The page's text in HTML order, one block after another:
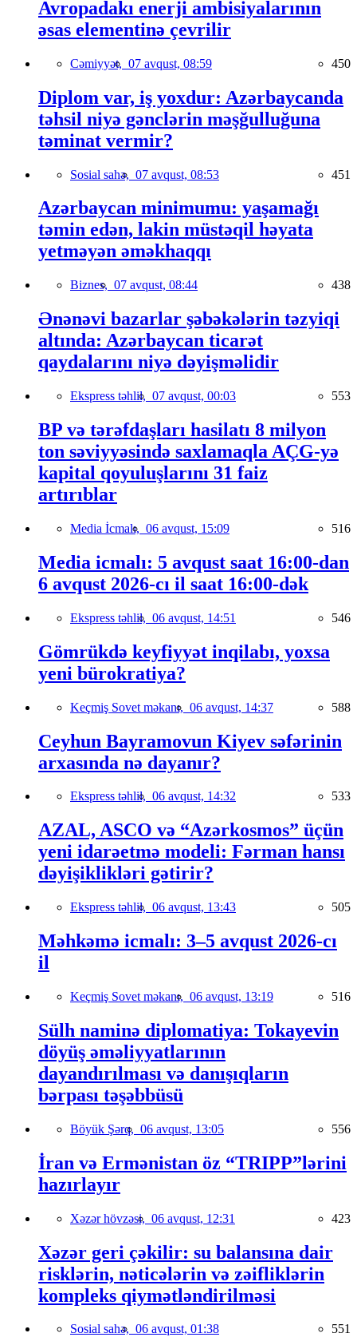
Avropadakı enerji ambisiyalarının
əsas elementinə çevrilir
Cəmiyyət, 07 avqust, 08:59 450
Diplom var, iş yoxdur: Azərbaycanda
təhsil niyə gənclərin məşğulluğuna
təminat vermir?
Sosial sahə, 07 avqust, 08:53 451
Azərbaycan minimumu: yaşamağı
təmin edən, lakin müstəqil həyata
yetməyən əməkhaqqı
Biznes, 07 avqust, 08:44 438
Ənənəvi bazarlar şəbəkələrin təzyiqi
altında: Azərbaycan ticarət
qaydalarını niyə dəyişməlidir
Ekspress təhlil, 07 avqust, 00:03 553
BP və tərəfdaşları hasilatı 8 milyon
ton səviyyəsində saxlamaqla AÇG-yə
kapital qoyuluşlarını 31 faiz
artırıblar
Media İcmalı, 06 avqust, 15:09 516
Media icmalı: 5 avqust saat 16:00-dan
6 avqust 2026-cı il saat 16:00-dək
Ekspress təhlil, 06 avqust, 14:51 546
Gömrükdə keyfiyyət inqilabı, yoxsa
yeni bürokratiya?
Keçmiş Sovet məkanı, 06 avqust, 14:37 588
Ceyhun Bayramovun Kiyev səfərinin
arxasında nə dayanır?
Ekspress təhlil, 06 avqust, 14:32 533
AZAL, ASCO və “Azərkosmos” üçün
yeni idarəetmə modeli: Fərman hansı
dəyişiklikləri gətirir?
Ekspress təhlil, 06 avqust, 13:43 505
Məhkəmə icmalı: 3–5 avqust 2026-cı
il
Keçmiş Sovet məkanı, 06 avqust, 13:19 516
Sülh naminə diplomatiya: Tokayevin
döyüş əməliyyatlarının
dayandırılması və danışıqların
bərpası təşəbbüsü
Böyük Şərq, 06 avqust, 13:05 556
İran və Ermənistan öz “TRIPP”lərini
hazırlayır
Xəzər hövzəsi, 06 avqust, 12:31 423
Xəzər geri çəkilir: su balansına dair
risklərin, nəticələrin və zəifliklərin
kompleks qiymətləndirilməsi
Sosial sahə, 06 avqust, 01:38 551